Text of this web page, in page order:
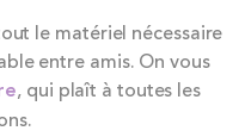
le matériel nécessaire
entre amis. On vous
, qui plaît à toutes les